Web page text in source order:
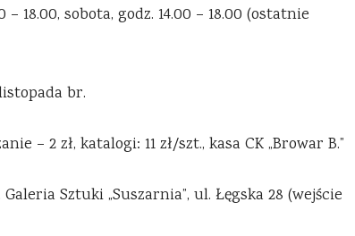
18.00, sobota, godz. 14.00 – 18.00 (ostatnie
br.
– 2 zł, katalogi: 11 zł/szt., kasa CK „Browar B.”
Sztuki „Suszarnia”, ul. Łęgska 28 (wejście